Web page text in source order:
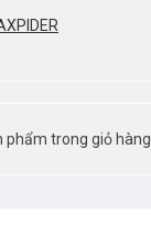
phẩm trong giỏ hàng.